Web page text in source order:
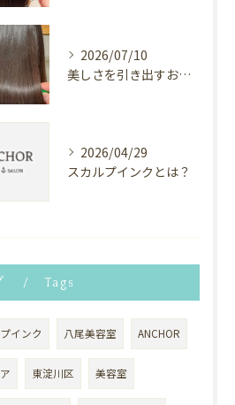
2026/07/10
美しさを引き出すお手伝い✨
2026/04/29
スカルプインクとは？
Tags
インク 八尾美容室 ANCHOR
東淀川区 美容室